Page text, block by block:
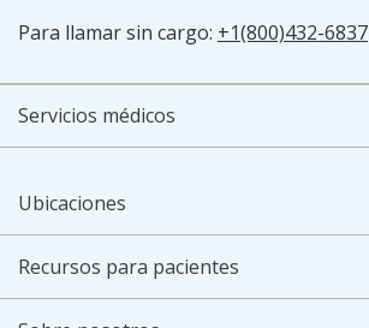
Para llamar sin cargo: +1(800)432-6837
Servicios médicos
Ubicaciones
Recursos para pacientes